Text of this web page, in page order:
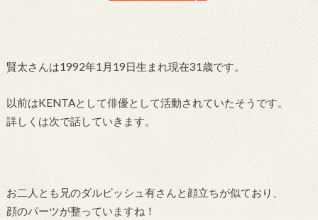
賢太さんは1992年1月19日生まれ現在31歳です。
以前はKENTAとして俳優として活動されていたそうです。
詳しくは次で話していきます。
お二人とも兄のダルビッシュ有さんと顔立ちが似ており、
顔のパーツが整っていますね！